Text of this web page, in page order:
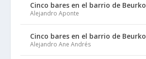
Cinco bares en el barrio de Beurko
Alejandro Aponte
Cinco bares en el barrio de Beurko
Alejandro Ane Andrés